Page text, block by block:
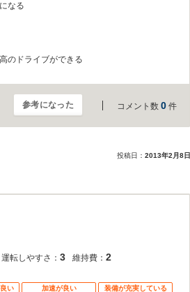
なる
のドライブができる
参考になった コメント数 0 件
投稿日： 2013年2月8日
運転しやすさ： 3 維持費： 2
い 加速が良い 装備が充実している